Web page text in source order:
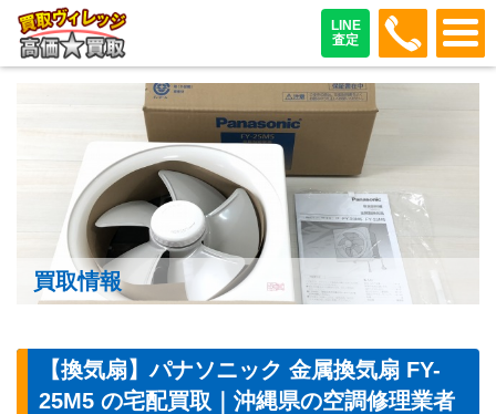
LINE
査定
048-
買取情報
【換気扇】パナソニック 金属換気扇 FY-
25M5 の宅配買取｜沖縄県の空調修理業者